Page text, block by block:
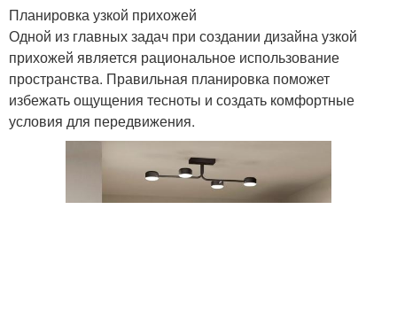
прихожей
Планировка узкой прихожей
Одной из главных задач при создании дизайна узкой
прихожей является рациональное использование
пространства. Правильная планировка поможет
избежать ощущения тесноты и создать комфортные
условия для передвижения.